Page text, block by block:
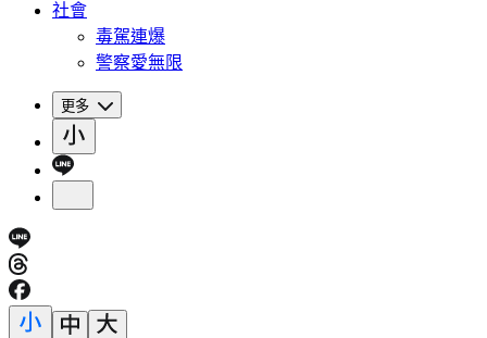
社會
毒駕連爆
警察愛無限
更多